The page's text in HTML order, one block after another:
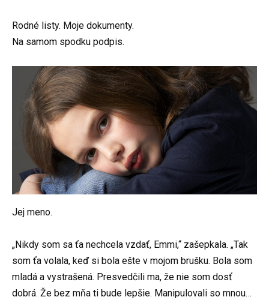
Rodné listy. Moje dokumenty.
Na samom spodku podpis.
Jej meno.
„Nikdy som sa ťa nechcela vzdať, Emmi,“ zašepkala. „Tak
som ťa volala, keď si bola ešte v mojom brušku. Bola som
mladá a vystrašená. Presvedčili ma, že nie som dosť
dobrá. Že bez mňa ti bude lepšie. Manipulovali so mnou…